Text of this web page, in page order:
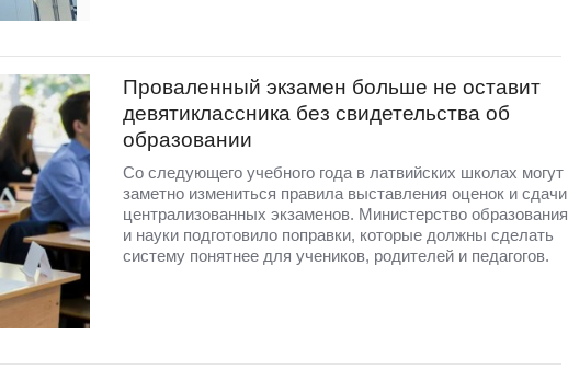
Проваленный экзамен больше не оставит
девятиклассника без свидетельства об
образовании
Со следующего учебного года в латвийских школах могут
заметно измениться правила выставления оценок и сдачи
централизованных экзаменов. Министерство образования
и науки подготовило поправки, которые должны сделать
систему понятнее для учеников, родителей и педагогов.